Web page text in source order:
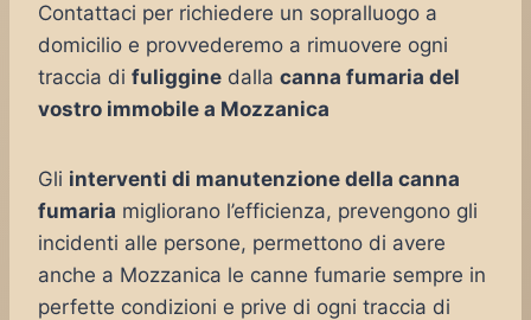
Contattaci per richiedere un sopralluogo a
domicilio e provvederemo a rimuovere ogni
traccia di fuliggine dalla canna fumaria del
vostro immobile a Mozzanica
Gli interventi di manutenzione della canna
fumaria migliorano l’efficienza, prevengono gli
incidenti alle persone, permettono di avere
anche a Mozzanica le canne fumarie sempre in
perfette condizioni e prive di ogni traccia di